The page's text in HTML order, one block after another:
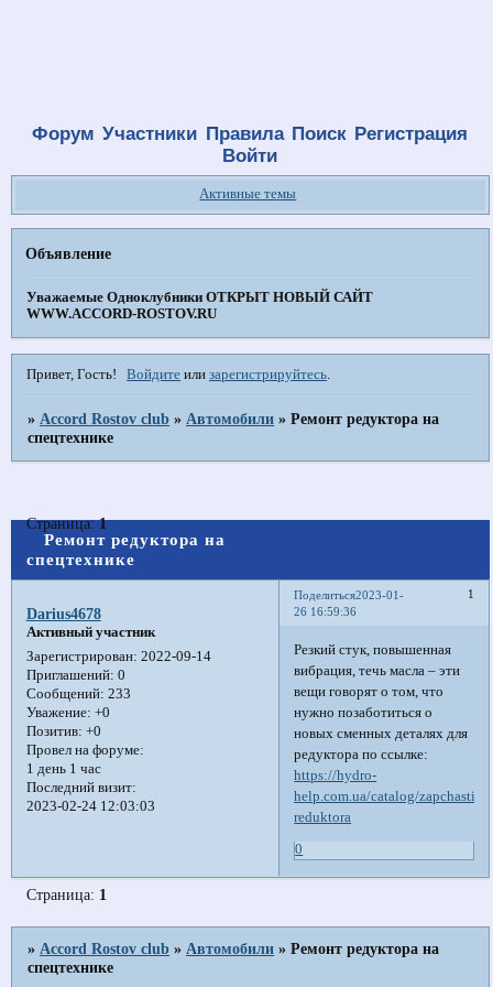
Форум Участники Правила Поиск Регистрация
Войти
Активные темы
Объявление
Уважаемые Одноклубники ОТКРЫТ НОВЫЙ САЙТ
WWW.ACCORD-ROSTOV.RU
Привет, Гость! Войдите илизарегистрируйтесь
»Accord Rostov club »Автомобили »Ремонт редуктора на
спецтехнике
Ремонт редуктора на
спецтехнике
Страница:1
Поделиться 1
2023-01-
26 16:59:36
Darius4678
Активный участник
Зарегистрирован: 2022-09-14
Приглашений: 0
Сообщений: 233
Уважение: +0
Позитив: +0
Провел на форуме:
1 день 1 час
Последний визит:
2023-02-24 12:03:03
Резкий стук, повышенная
вибрация, течь масла – эти
вещи говорят о том, что
нужно позаботиться о
новых сменных деталях для
редуктора по ссылке:
https://hydro-
help.com.ua/catalog/zapchasti-
reduktora
0
Страница: 1
»Accord Rostov club »Автомобили »Ремонт редуктора на
спецтехнике